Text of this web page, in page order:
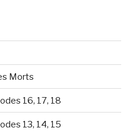
Morts
16, 17, 18
13, 14, 15